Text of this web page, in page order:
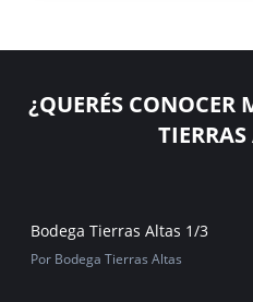
¿QUERÉS CONOCER
Bodega Tierras Altas 1/3
Por Bodega Tierras Altas